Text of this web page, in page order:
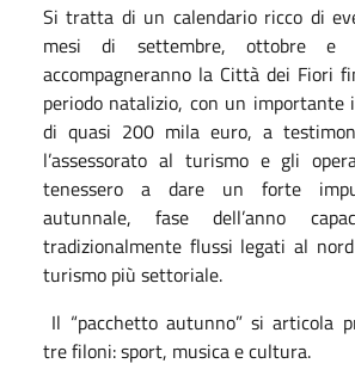
Si tratta di un calendario ricco di
mesi di settembre, ottobre e
accompagneranno la Città dei Fiori
periodo natalizio, con un importante
di quasi 200 mila euro, a
l’assessorato al turismo e gli
tenessero a dare un forte
autunnale, fase dell’anno
tradizionalmente flussi legati al
turismo più settoriale.
Il “pacchetto autunno” si articola
tre filoni: sport, musica e cultura.